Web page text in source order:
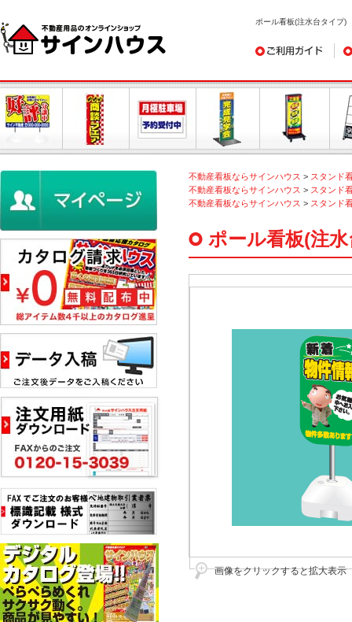
ポール看板(注水台タイプ)
ご利用ガイド デ
不動産看板ならサインハウス > スタンド
不動産看板ならサインハウス > スタンド
不動産看板ならサインハウス > スタンド
ポール看板(注
画像をクリックすると拡大表示